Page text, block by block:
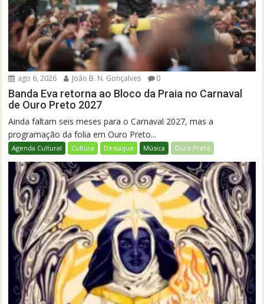
ago 6, 2026 João B. N. Gonçalves 0
Banda Eva retorna ao Bloco da Praia no Carnaval
de Ouro Preto 2027
Ainda faltam seis meses para o Carnaval 2027, mas a
programação da folia em Ouro Preto...
Agenda Cultural Cultura Destaque Música Ouro Preto